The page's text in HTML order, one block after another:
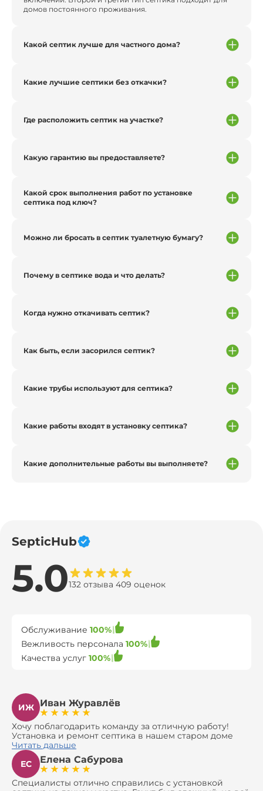
домов постоянного проживания.
Какой септик лучше для частного дома?
Какие лучшие септики без откачки?
Где расположить септик на участке?
Какую гарантию вы предоставляете?
Какой срок выполнения работ по установке
септика под ключ?
Можно ли бросать в септик туалетную бумагу?
Почему в септике вода и что делать?
Когда нужно откачивать септик?
Как быть, если засорился септик?
Какие трубы используют для септика?
Какие работы входят в установку септика?
Какие дополнительные работы вы выполняете?
SepticHub
5.0132 отзыва 409 оценок
Обслуживание 100%
Вежливость персонала 100%
Качества услуг 100%
ИЖ Иван Журавлёв
Хочу поблагодарить команду за отличную работу!
Установка и ремонт септика в нашем старом доме
оказались сложной задачей, но ребята справились на
все 100%. Всё сделали аккуратно и профессионально.
Давали полезные рекомендации, не пытались
навязать ничего лишнего, помогли с выбором и
доставкой материалов, что позволило нам
Читать дальше
ЕС
Елена Сабурова
Специалисты отлично справились с установкой